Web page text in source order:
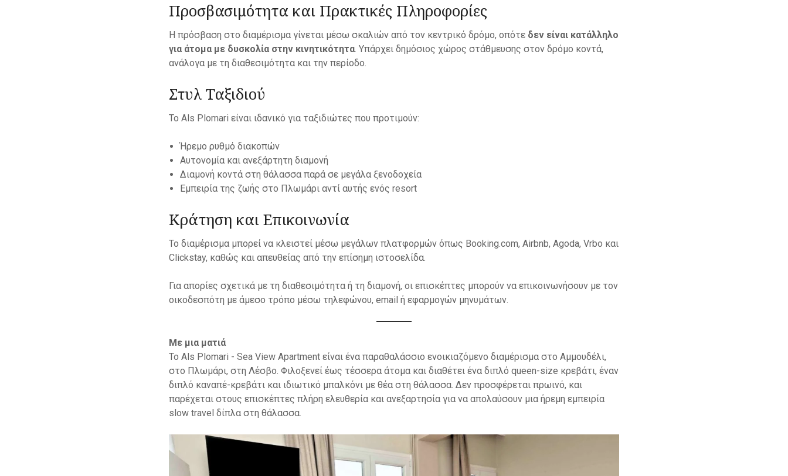
Προσβασιμότητα και Πρακτικές Πληροφορίες
Η πρόσβαση στο διαμέρισμα γίνεται μέσω σκαλιών από τον κεντρικό δρόμο, οπότε δεν είναι κατάλληλο
για άτομα με δυσκολία στην κινητικότητα. Υπάρχει δημόσιος χώρος στάθμευσης στον δρόμο κοντά,
ανάλογα με τη διαθεσιμότητα και την περίοδο.
Στυλ Ταξιδιού
Το Als Plomari είναι ιδανικό για ταξιδιώτες που προτιμούν:
Ήρεμο ρυθμό διακοπών
Αυτονομία και ανεξάρτητη διαμονή
Διαμονή κοντά στη θάλασσα παρά σε μεγάλα ξενοδοχεία
Εμπειρία της ζωής στο Πλωμάρι αντί αυτής ενός resort
Κράτηση και Επικοινωνία
Το διαμέρισμα μπορεί να κλειστεί μέσω μεγάλων πλατφορμών όπως Booking.com, Airbnb, Agoda, Vrbo και
Clickstay, καθώς και απευθείας από την επίσημη ιστοσελίδα.
Για απορίες σχετικά με τη διαθεσιμότητα ή τη διαμονή, οι επισκέπτες μπορούν να επικοινωνήσουν με τον
οικοδεσπότη με άμεσο τρόπο μέσω τηλεφώνου, email ή εφαρμογών μηνυμάτων.
Με μια ματιά
Το Als Plomari - Sea View Apartment είναι ένα παραθαλάσσιο ενοικιαζόμενο διαμέρισμα στο Αμμουδέλι,
στο Πλωμάρι, στη Λέσβο. Φιλοξενεί έως τέσσερα άτομα και διαθέτει ένα διπλό queen-size κρεβάτι, έναν
διπλό καναπέ-κρεβάτι και ιδιωτικό μπαλκόνι με θέα στη θάλασσα. Δεν προσφέρεται πρωινό, και
παρέχεται στους επισκέπτες πλήρη ελευθερία και ανεξαρτησία για να απολαύσουν μια ήρεμη εμπειρία
slow travel δίπλα στη θάλασσα.